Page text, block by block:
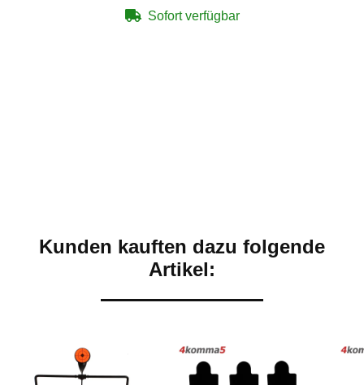
Sofort verfügbar
Kunden kauften dazu folgende
Artikel: